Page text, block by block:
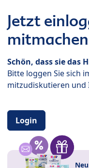
Jetzt
mitmachen
Schön, dass sie das
Bitte loggen Sie sich
mitzudiskutieren und
Login